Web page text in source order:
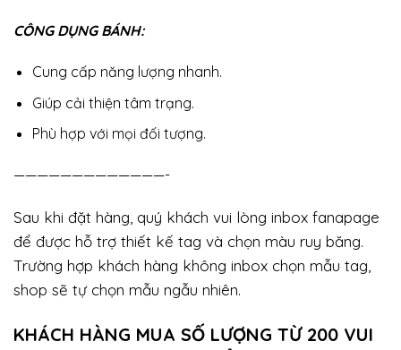
CÔNG DỤNG BÁNH:
Cung cấp năng lượng nhanh.
Giúp cải thiện tâm trạng.
Phù hợp với mọi đối tượng.
—————————————-
Sau khi đặt hàng, quý khách vui lòng inbox fanapage
để được hỗ trợ thiết kế tag và chọn màu ruy băng.
Trường hợp khách hàng không inbox chọn mẫu tag,
shop sẽ tự chọn mẫu ngẫu nhiên.
KHÁCH HÀNG MUA SỐ LƯỢNG TỪ 200 VUI